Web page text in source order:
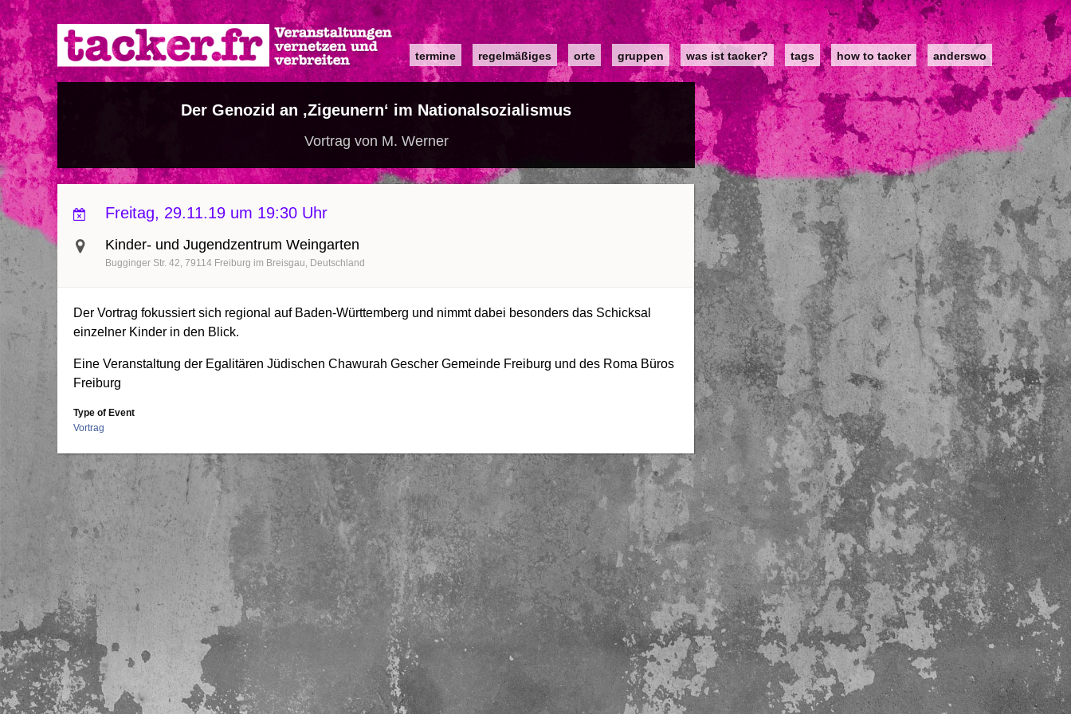
Direkt
zum
Inhalt
Main
navigation
termine regelmäßiges orte gruppen was ist tacker? tags how to tacker anderswo
Der Genozid an ‚Zigeunern‘ im Nationalsozialismus
Vortrag von M. Werner
Freitag, 29.11.19 um 19:30 Uhr
Kinder- und Jugendzentrum Weingarten
Bugginger Str. 42 79114 Freiburg im Breisgau Deutschland
Der Vortrag fokussiert sich regional auf Baden-Württemberg und nimmt dabei besonders das Schicksal
einzelner Kinder in den Blick.
Eine Veranstaltung der Egalitären Jüdischen Chawurah Gescher Gemeinde Freiburg und des Roma Büros
Freiburg
Type of Event
Vortrag